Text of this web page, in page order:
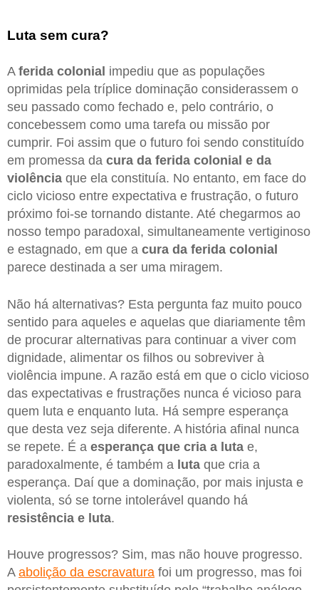
Luta sem cura?
A ferida colonial impediu que as populações
oprimidas pela tríplice dominação considerassem o
seu passado como fechado e, pelo contrário, o
concebessem como uma tarefa ou missão por
cumprir. Foi assim que o futuro foi sendo constituído
em promessa da cura da ferida colonial e da
violência que ela constituía. No entanto, em face do
ciclo vicioso entre expectativa e frustração, o futuro
próximo foi-se tornando distante. Até chegarmos ao
nosso tempo paradoxal, simultaneamente vertiginoso
e estagnado, em que a cura da ferida colonial
parece destinada a ser uma miragem.
Não há alternativas? Esta pergunta faz muito pouco
sentido para aqueles e aquelas que diariamente têm
de procurar alternativas para continuar a viver com
dignidade, alimentar os filhos ou sobreviver à
violência impune. A razão está em que o ciclo vicioso
das expectativas e frustrações nunca é vicioso para
quem luta e enquanto luta. Há sempre esperança
que desta vez seja diferente. A história afinal nunca
se repete. É a esperança que cria a luta e,
paradoxalmente, é também a luta que cria a
esperança. Daí que a dominação, por mais injusta e
violenta, só se torne intolerável quando há
resistência e luta.
Houve progressos? Sim, mas não houve progresso.
A abolição da escravatura foi um progresso, mas foi